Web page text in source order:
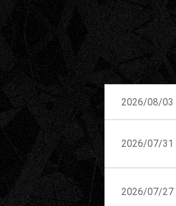
2026/08/03
2026/07/31
2026/07/27